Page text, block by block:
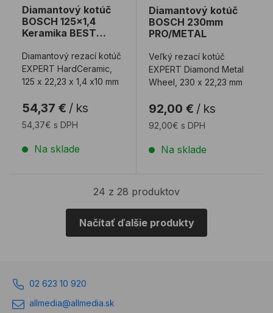
Diamantový kotúč
BOSCH 125x1,4
Keramika BEST
Diamantový rezací kotúč
EXPERT HardCeramic,
125 x 22,23 x 1,4 x10 mm
54,37 € / ks
54,37€ s DPH
Na sklade
Diamantový kotúč
BOSCH 230mm
PRO/METAL
Veľký rezací kotúč
EXPERT Diamond Metal
Wheel, 230 x 22,23 mm
92,00 € / ks
92,00€ s DPH
Na sklade
24 z 28 produktov
Načítať ďalšie produkty
02 623 10 920
allmedia@allmedia.sk